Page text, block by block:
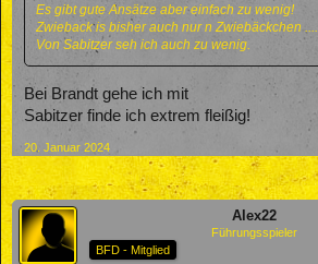
Es gibt gute Ansätze aber einfach zu wenig!
Zwieback is bisher auch nur n Zwiebäckchen ....
Von Sabitzer seh ich auch zu wenig.
Bei Brandt gehe ich mit
Sabitzer finde ich extrem fleißig!
20. Januar 2024
Alex22
Führungsspieler
BFD - Mitglied